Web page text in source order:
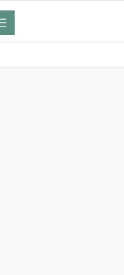
meny